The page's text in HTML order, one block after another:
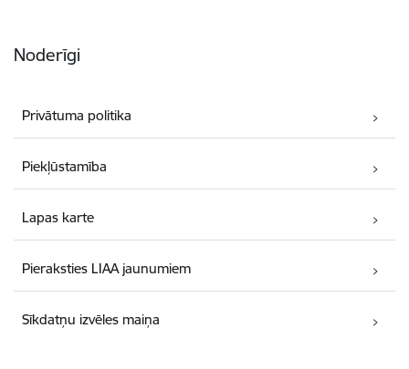
Noderīgi
Privātuma politika
Piekļūstamība
Lapas karte
Pieraksties LIAA jaunumiem
Sīkdatņu izvēles maiņa